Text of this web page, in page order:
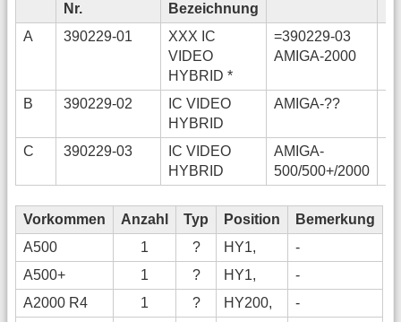
Nr.
Bezeichnung
A 390229-01
XXX IC
VIDEO
HYBRID *
=390229-03
AMIGA-2000
B 390229-02
IC VIDEO
HYBRID
AMIGA-??
C 390229-03
IC VIDEO
HYBRID
AMIGA-
500/500+/2000
Vorkommen Anzahl Typ Position
Bemerkung
A500
1 ? HY1,
-
A500+
1 ? HY1,
-
A2000 R4
1 ? HY200,
-